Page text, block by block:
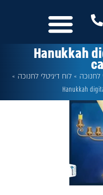
Hanukkah
לחנוכה »לוח דיגיטלי לחנוכה »
Hanukkah